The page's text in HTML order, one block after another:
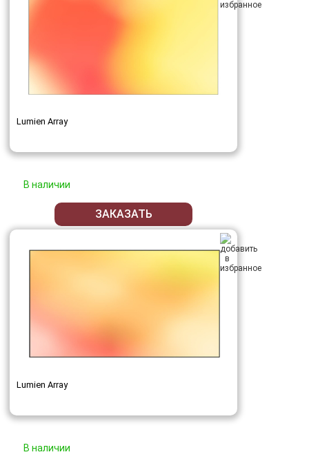
Lumien Array
В наличии
ЗАКАЗАТЬ
Lumien Array
В наличии